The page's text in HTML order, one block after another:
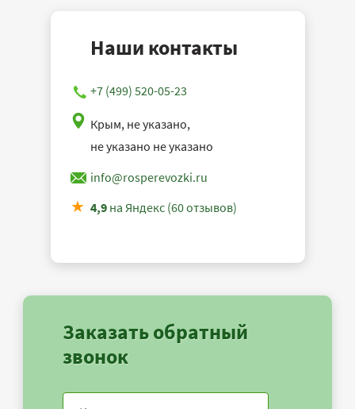
Наши контакты
+7 (499) 520-05-23
Крым, не указано,
не указано не указано
info@rosperevozki.ru
4,9на Яндекс (60 отзывов)
Заказать обратный
звонок